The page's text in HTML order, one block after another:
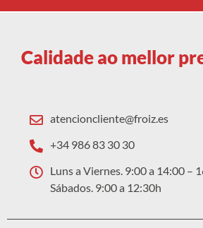
Calidade ao mellor
atencioncliente@froiz.es
+34 986 83 30 30
Luns a Viernes. 9:00 a 14:00 –
Sábados. 9:00 a 12:30h